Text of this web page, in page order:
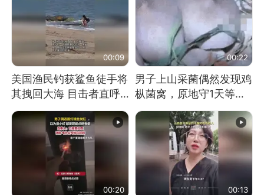
00:09
美国渔民钓获鲨鱼徒手将
其拽回大海 目击者直呼
震惊 （视频来源：参考
消息）
00:22
男子上山采菌偶然发现鸡
枞菌窝，原地守1天等它
长大：挖了140多朵
00:20 00:13